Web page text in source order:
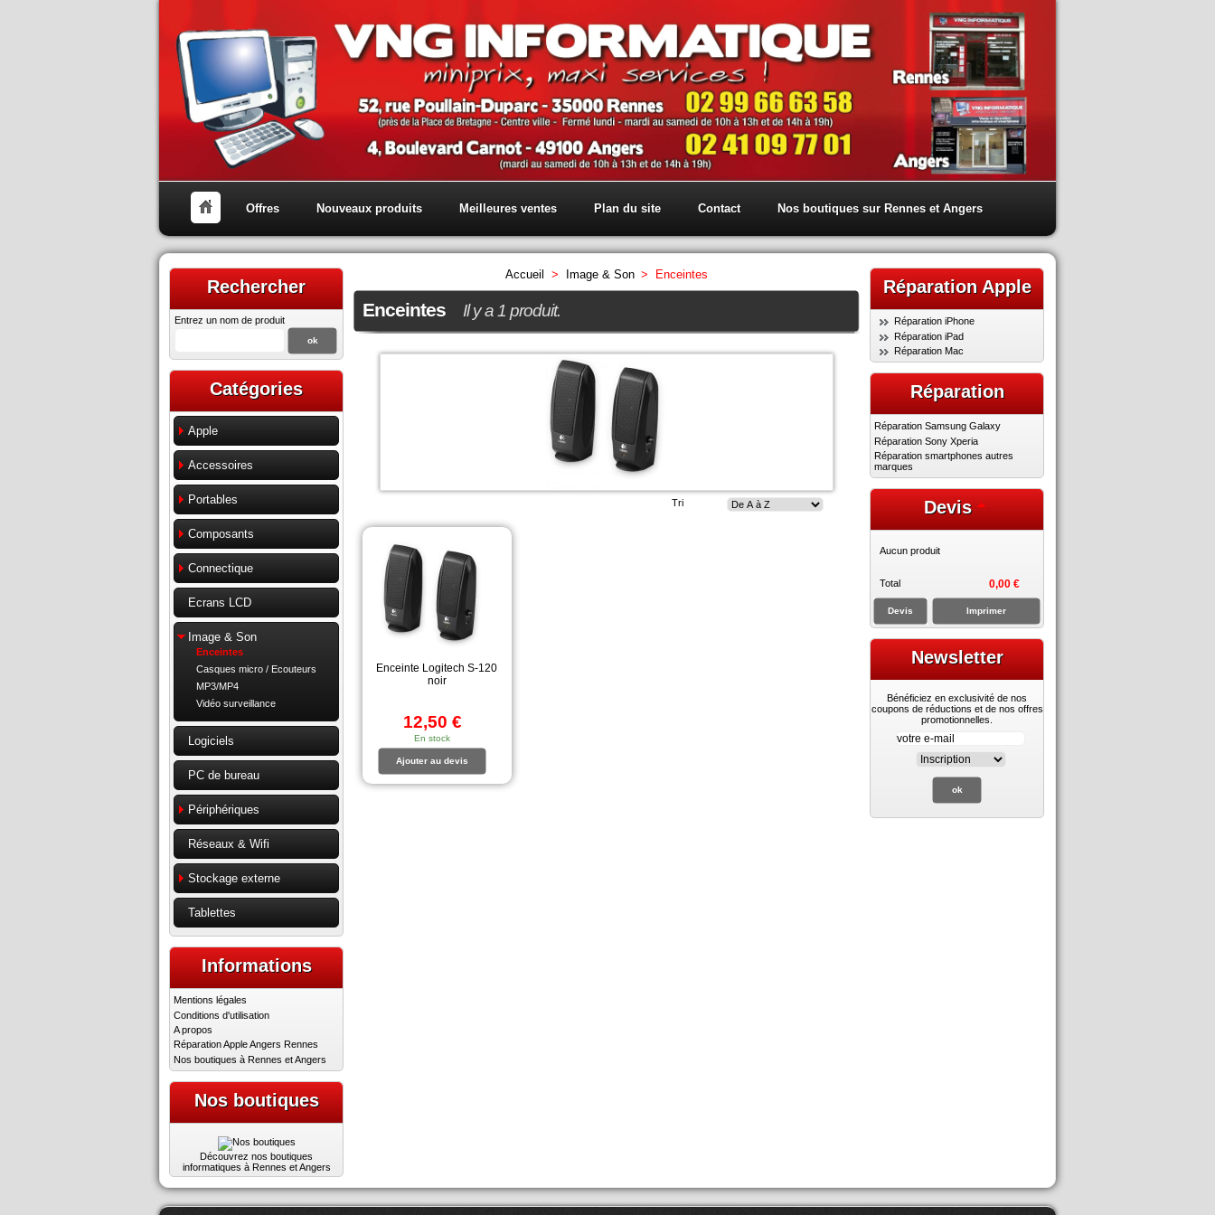
Offres Nouveaux produits Meilleures ventes Plan du site Contact Nos boutiques sur Rennes et Angers
Rechercher
Entrez un nom de produit
Catégories
Apple
Accessoires
Portables
Composants
Connectique
Ecrans LCD
Image & Son
Enceintes
Casques micro / Ecouteurs
MP3/MP4
Vidéo surveillance
Logiciels
PC de bureau
Périphériques
Réseaux & Wifi
Stockage externe
Tablettes
Informations
Mentions légales
Conditions d'utilisation
A propos
Réparation Apple Angers Rennes
Nos boutiques à Rennes et Angers
Nos boutiques
Découvrez nos boutiques
informatiques à Rennes et Angers
Accueil > Image & Son > Enceintes
Enceintes Il y a 1 produit.
Tri
Enceinte Logitech S-120
noir
12,50 €
En stock
Ajouter au devis
Réparation Apple
Réparation iPhone
Réparation iPad
Réparation Mac
Réparation
Réparation Samsung Galaxy
Réparation Sony Xperia
Réparation smartphones autres
marques
Devis
Aucun produit
Total 0,00 €
Devis Imprimer
Newsletter
Bénéficiez en exclusivité de nos
coupons de réductions et de nos offres
promotionnelles.